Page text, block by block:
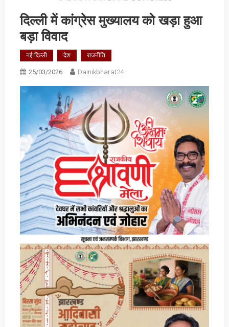
दिल्‍ली में कांग्रेस मुख्‍यालय को खड़ा हुआ
बड़ा विवाद
नई दिल्ली देश राजनीति
25/03/2026 Dainikbharat24